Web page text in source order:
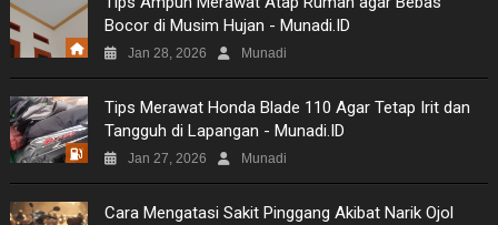
NEWS
MOVIES
TECH
Bocor di Musim Hujan - Munadi.ID
Jan 28, 2026 Munadi
Tips Merawat Honda Blade 110 Agar Tetap Irit dan
Tangguh di Lapangan - Munadi.ID
Jan 27, 2026 Munadi
Cara Mengatasi Sakit Pinggang Akibat Narik Ojol